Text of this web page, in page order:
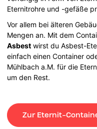
Eternitrohre und -gefäße
Vor allem bei älteren
Mengen an. Mit dem
Asbest wirst du Asbest-
einfach einen Container
Mühlbach a.M. für die
um den Rest.
Zur Eternit-